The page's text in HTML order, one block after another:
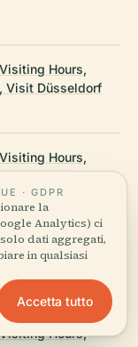
Hours,
Visit Düsseldorf
Hours,
Wise Way
2024,
Hours,
UE · GDPR
la
Analytics) ci
dati aggregati,
in qualsiasi
Accetta tutto